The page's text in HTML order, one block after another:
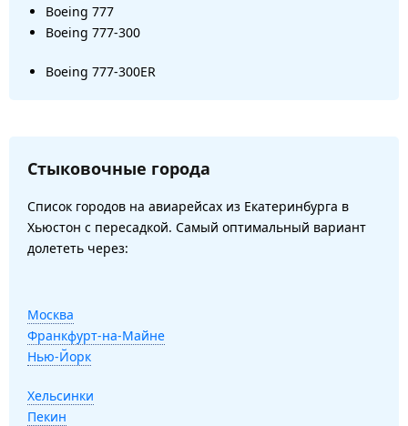
Boeing 777
Boeing 777-300
Boeing 777-300ER
Стыковочные города
Список городов на авиарейсах из Екатеринбурга в
Хьюстон с пересадкой. Самый оптимальный вариант
долететь через:
Москва
Франкфурт-на-Майне
Нью-Йорк
Хельсинки
Пекин